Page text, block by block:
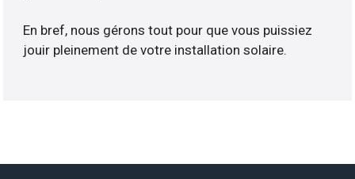
En bref, nous gérons tout pour que vous puissiez
jouir pleinement de votre installation solaire.